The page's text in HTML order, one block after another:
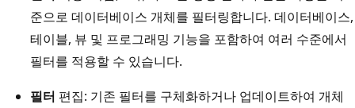
준으로 데이터베이스 개체를 필터링합니다. 데이터베이스,
테이블, 뷰 및 프로그래밍 기능을 포함하여 여러 수준에서
필터를 적용할 수 있습니다.
필터 편집: 기존 필터를 구체화하거나 업데이트하여 개체